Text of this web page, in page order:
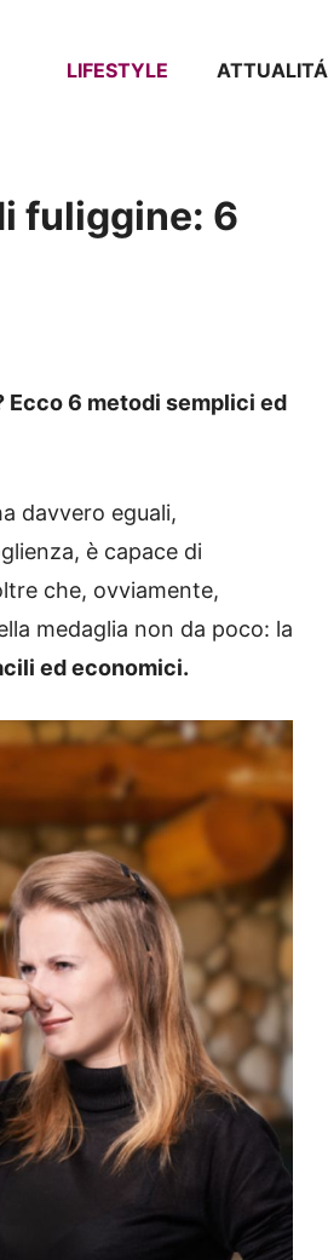
LIFESTYLE ATTUALITÁ
fuliggine: 6
Ecco 6 metodi semplici ed
davvero eguali,
è capace di
che, ovviamente,
medaglia non da poco: la
ed economici.